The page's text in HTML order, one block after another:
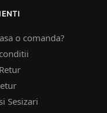
o comanda?
Sesizari